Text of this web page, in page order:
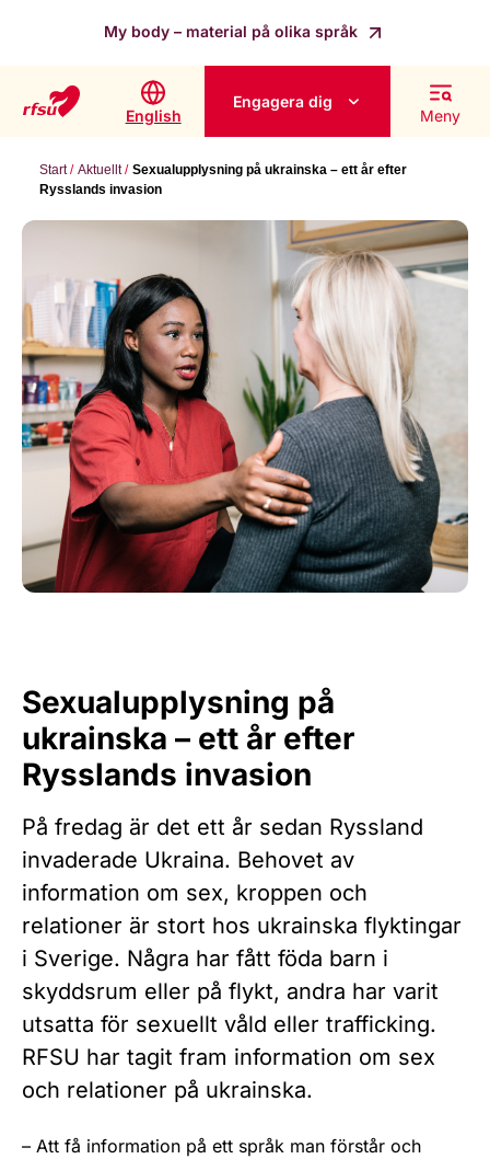
My body – material på olika språk
English
Engagera dig
Meny
Start Aktuellt
Sexualupplysning på ukrainska – ett år efter
Rysslands invasion
Sexualupplysning på
ukrainska – ett år efter
Rysslands invasion
På fredag är det ett år sedan Ryssland
invaderade Ukraina. Behovet av
information om sex, kroppen och
relationer är stort hos ukrainska flyktingar
i Sverige. Några har fått föda barn i
skyddsrum eller på flykt, andra har varit
utsatta för sexuellt våld eller trafficking.
RFSU har tagit fram information om sex
och relationer på ukrainska.
– Att få information på ett språk man förstår och